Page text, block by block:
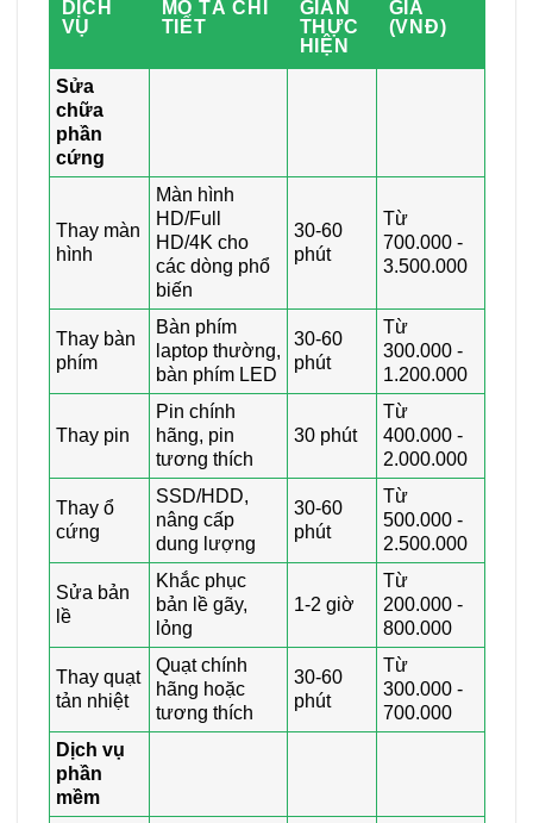
DỊCH
VỤ
MÔ TẢ CHI
TIẾT
GIAN
THỰC
HIỆN
GIÁ
(VNĐ)
Sửa
chữa
phần
cứng
Thay màn
hình
Màn hình
HD/Full
HD/4K cho
các dòng phổ
biến
30-60
phút
Từ
700.000 -
3.500.000
Thay bàn
phím
Bàn phím
laptop thường,
bàn phím LED
30-60
phút
Từ
300.000 -
1.200.000
Thay pin
Pin chính
hãng, pin
tương thích
30 phút
Từ
400.000 -
2.000.000
Thay ổ
cứng
SSD/HDD,
nâng cấp
dung lượng
30-60
phút
Từ
500.000 -
2.500.000
Sửa bản
lề
Khắc phục
bản lề gãy,
lỏng
1-2 giờ
Từ
200.000 -
800.000
Thay quạt
tản nhiệt
Quạt chính
hãng hoặc
tương thích
30-60
phút
Từ
300.000 -
700.000
Dịch vụ
phần
mềm